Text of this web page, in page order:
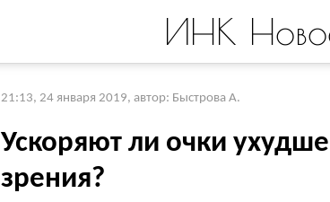
ИНК
21:13, 24 января 2019, автор: Быстрова А.
Ускоряют ли очки
зрения?